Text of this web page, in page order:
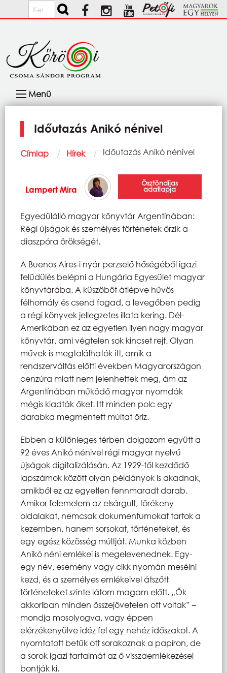
Ugrás a tartalomra
Keresés
navigáció
Menü
Időutazás Anikó nénivel
Morzsa
Címlap Hírek Current:
Időutazás Anikó nénivel
Lampert Mira
Ösztöndíjas
adatlapja
Egyedülálló magyar könyvtár Argentínában:
Régi újságok és személyes történetek őrzik a
diaszpóra örökségét.
A Buenos Aires-i nyár perzselő hőségéből igazi
felüdülés belépni a Hungária Egyesület magyar
könyvtárába. A küszöböt átlépve hűvös
félhomály és csend fogad, a levegőben pedig
a régi könyvek jellegzetes illata kering. Dél-
Amerikában ez az egyetlen ilyen nagy magyar
könyvtár, ami végtelen sok kincset rejt. Olyan
művek is megtalálhatók itt, amik a
rendszerváltás előtti években Magyarországon
cenzúra miatt nem jelenhettek meg, ám az
Argentínában működő magyar nyomdák
mégis kiadták őket. Itt minden polc egy
darabka megmentett múltat őriz.
Ebben a különleges térben dolgozom együtt a
92 éves Anikó nénivel régi magyar nyelvű
újságok digitalizálásán. Az 1929-től kezdődő
lapszámok között olyan példányok is akadnak,
amikből ez az egyetlen fennmaradt darab.
Amikor felemelem az elsárgult, törékeny
oldalakat, nemcsak dokumentumokat tartok a
kezemben, hanem sorsokat, történeteket, és
egy egész közösség múltját. Munka közben
Anikó néni emlékei is megelevenednek. Egy-
egy név, esemény vagy cikk nyomán mesélni
kezd, és a személyes emlékeivel átszőtt
történeteket szinte látom magam előtt. „Ők
akkoriban minden összejövetelen ott voltak” –
mondja mosolyogva, vagy éppen
elérzékenyülve idéz fel egy nehéz időszakot. A
nyomtatott betűk ott sorakoznak a papíron, de
a sorok igazi tartalmát az ő visszaemlékezései
bontják ki.